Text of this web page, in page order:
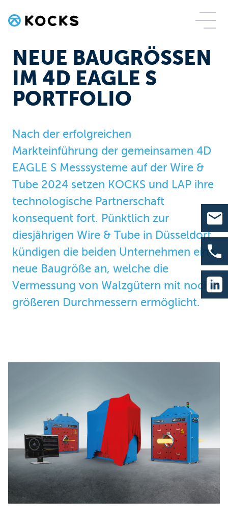
NEUE BAUGRÖSSEN I
M 4D EAGLE S P
ORTFOLIO
Nach der erfolgreichen
Markteinführung der gemeinsamen 4D
EAGLE S Messsysteme auf der Wire &
Tube 2024 setzen KOCKS und LAP ihre
technologische Partnerschaft
konsequent fort. Pünktlich zur
diesjährigen Wire & Tube in Düsseldorf
kündigen die beiden Unternehmen eine
neue Baugröße an, welche die
Vermessung von Walzgütern mit noch
größeren Durchmessern ermöglicht.